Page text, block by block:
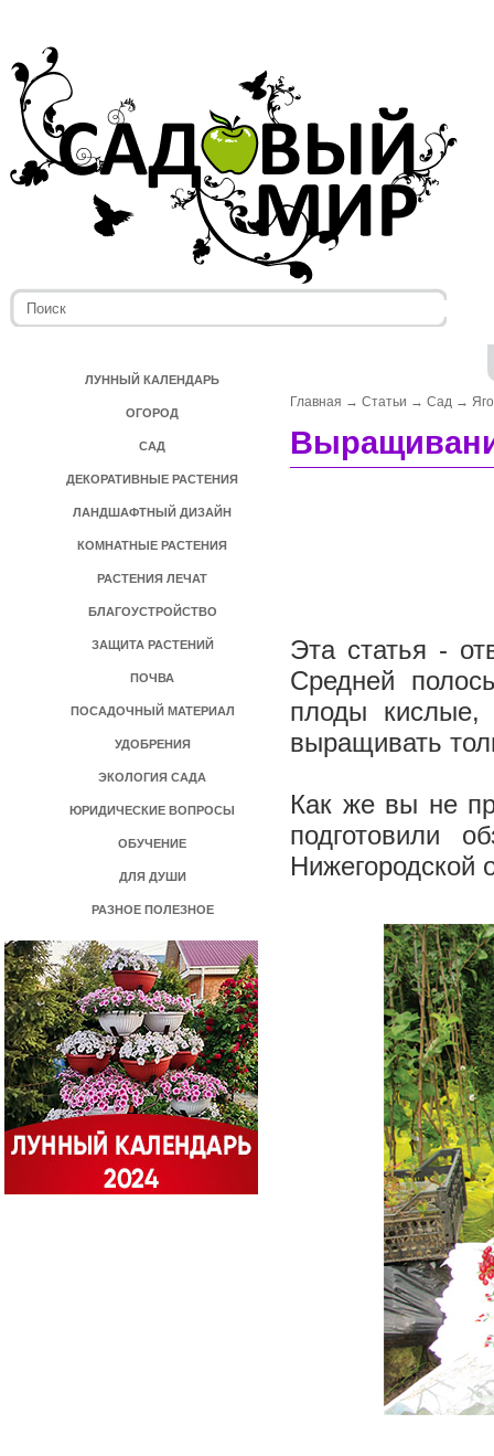
ЛУННЫЙ КАЛЕНДАРЬ
ОГОРОД
САД
ДЕКОРАТИВНЫЕ РАСТЕНИЯ
ЛАНДШАФТНЫЙ ДИЗАЙН
КОМНАТНЫЕ РАСТЕНИЯ
РАСТЕНИЯ ЛЕЧАТ
БЛАГОУСТРОЙСТВО
ЗАЩИТА РАСТЕНИЙ
ПОЧВА
ПОСАДОЧНЫЙ МАТЕРИАЛ
УДОБРЕНИЯ
ЭКОЛОГИЯ САДА
ЮРИДИЧЕСКИЕ ВОПРОСЫ
ОБУЧЕНИЕ
ДЛЯ ДУШИ
РАЗНОЕ ПОЛЕЗНОЕ
Главная → Статьи → Сад →
Эта статья -
Средней
плоды
выращивать
Как же вы не
подготовили
Нижегородской